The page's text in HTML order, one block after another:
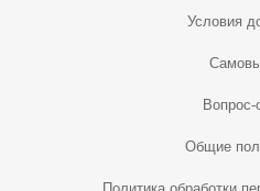
Условия
Вопрос-
Общие